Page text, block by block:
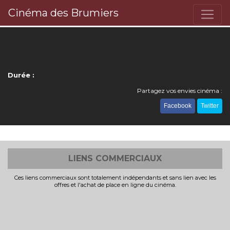
Cinéma des Brumiers
Durée :
Partagez vos envies cinéma :
Facebook Twitter
LIENS COMMERCIAUX
Ces liens commerciaux sont totalement indépendants et sans lien avec les
offres et l'achat de place en ligne du cinéma.